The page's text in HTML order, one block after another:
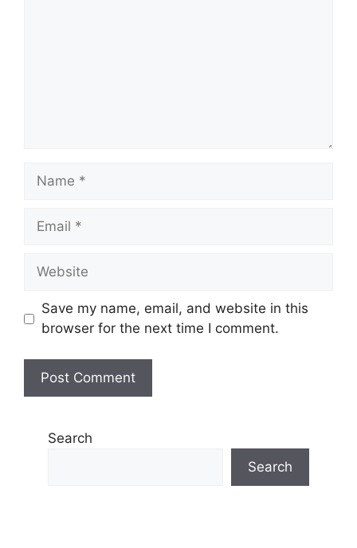
Name
Email
Website
Save my name, email, and website in this
browser for the next time I comment.
Search
Search